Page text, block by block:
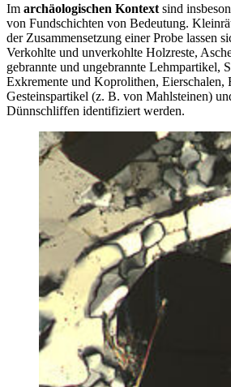
Im archäologischen Kontext sind
von Fundschichten von Bedeutung.
der Zusammensetzung einer Probe lassen
Verkohlte und unverkohlte Holzreste,
gebrannte und ungebrannte Lehmpartikel,
Exkremente und Koprolithen, Eierschalen,
Gesteinspartikel (z. B. von Mahlsteinen)
Dünnschliffen identifiziert werden.